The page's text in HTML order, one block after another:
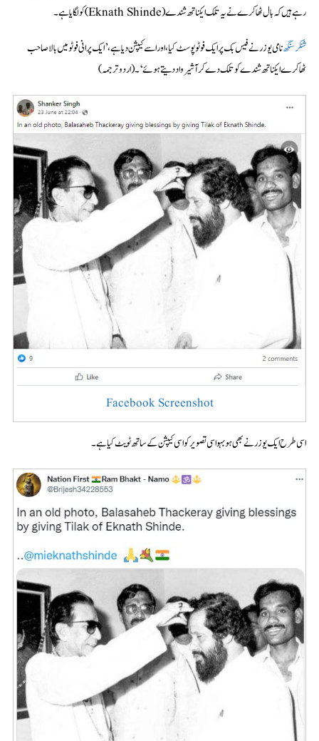
رہے ہیں کہ بال ٹھاکرے نے یہ تلک ایکناتھ شندے (Eknath Shinde)کو لگایا ہے۔
شنکر سنگھنامی یوزر نے فیس بک پر ایک فوٹو پوسٹ کیا ،اور اسے کیپشن دیا ہے، ’ایک پرانی فوٹو میں بالاصاحب
ٹھاکرے ایکناتھ شندے کو تلک دے کر آشیرواد دیتے ہوئے‘۔(اردو ترجمہ)
Facebook Screenshot
اسی طرح ایک یوزر نے بھی ہوبہو اسی تصویر کو اسی کیپشن کے ساتھ ٹویٹ کیا ہے۔